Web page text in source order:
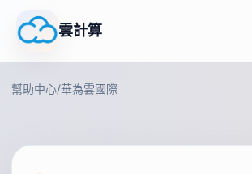
雲計算
幫助中心/華為雲國際